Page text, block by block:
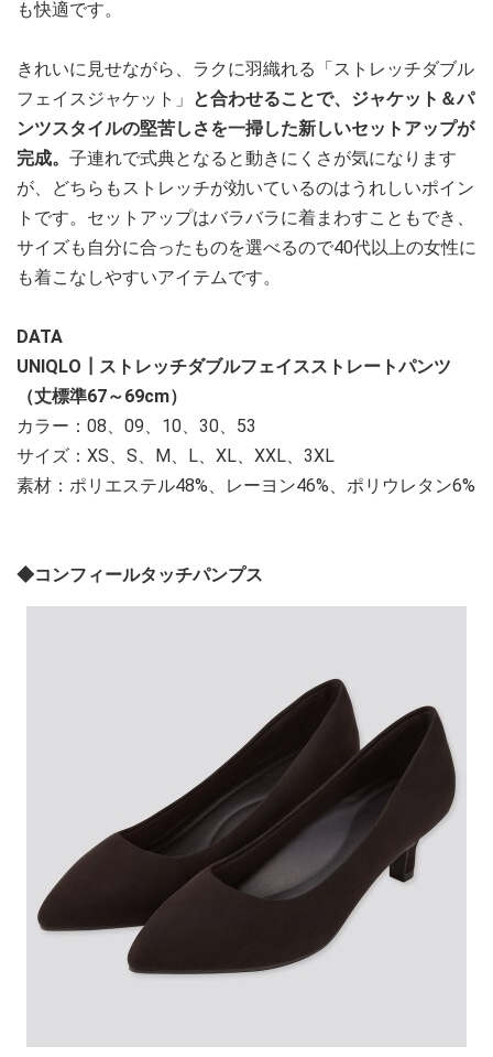
も快適です。
きれいに見せながら、ラクに羽織れる「ストレッチダブル
フェイスジャケット」 と合わせることで、 ジャケット＆パ
ンツスタイルの堅苦しさを一掃した新しいセットアップが
完成。 子連れで式典となると動きにくさが気になります
が、どちらもストレッチが効いているのはうれしいポイン
トです。セットアップはバラバラに着まわすこともでき、
サイズも自分に合ったものを選べるので40代以上の女性に
も着こなしやすいアイテムです。
DATA
UNIQLO┃ストレッチダブルフェイスストレートパンツ
（丈標準67～69cm）
カラー：08、09、10、30、53
サイズ：XS、S、M、L、XL、XXL、3XL
素材：ポリエステル48%、レーヨン46%、ポリウレタン6%
◆コンフィールタッチパンプス